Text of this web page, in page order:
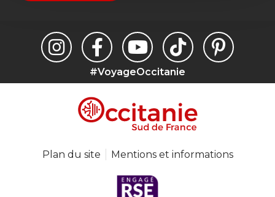
#VoyageOccitanie
Plan du site Mentions et informations